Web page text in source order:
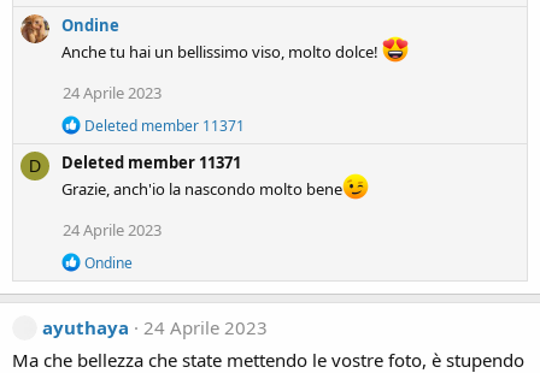
a
s
:
Ondine
Anche tu hai un bellissimo viso, molto dolce!
24 Aprile 2023
R
a
t
o
n
s
:
Deleted member 11371
D
Deleted member 11371
Grazie, anch'io la nascondo molto bene
24 Aprile 2023
R
e
a
c
t
i
Ondine
ayuthaya
24 Aprile 2023
Ma che bellezza che state mettendo le vostre foto, è stupendo